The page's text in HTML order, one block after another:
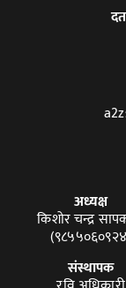
अध्यक्ष
किशोर चन्द्र
संस्थापक